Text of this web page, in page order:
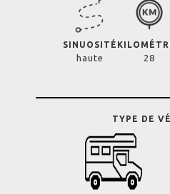
SINUOSITÉ
haute 28
TYPE DE